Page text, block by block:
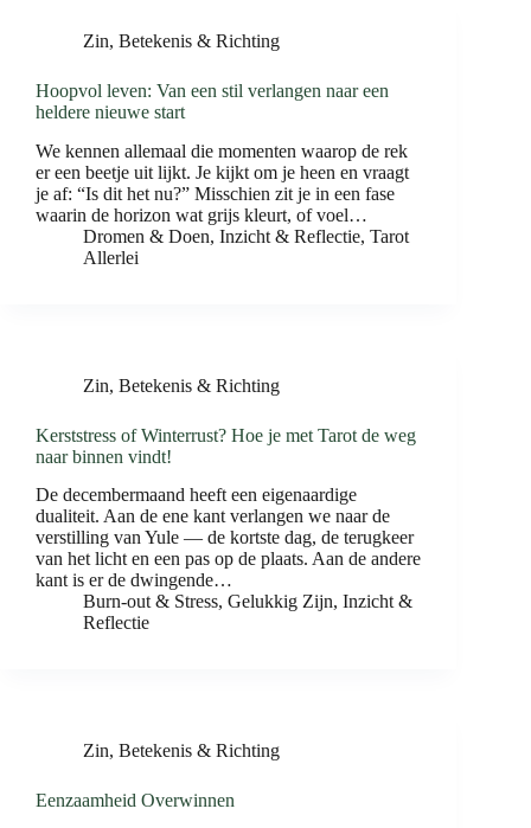
Zin, Betekenis & Richting
Hoopvol leven: Van een stil verlangen naar een
heldere nieuwe start
We kennen allemaal die momenten waarop de rek
er een beetje uit lijkt. Je kijkt om je heen en vraagt
je af: “Is dit het nu?” Misschien zit je in een fase
waarin de horizon wat grijs kleurt, of voel…
Dromen & Doen, Inzicht & Reflectie, Tarot
Allerlei
Zin, Betekenis & Richting
Kerststress of Winterrust? Hoe je met Tarot de weg
naar binnen vindt!
De decembermaand heeft een eigenaardige
dualiteit. Aan de ene kant verlangen we naar de
verstilling van Yule — de kortste dag, de terugkeer
van het licht en een pas op de plaats. Aan de andere
kant is er de dwingende…
Burn-out & Stress, Gelukkig Zijn, Inzicht &
Reflectie
Zin, Betekenis & Richting
Eenzaamheid Overwinnen